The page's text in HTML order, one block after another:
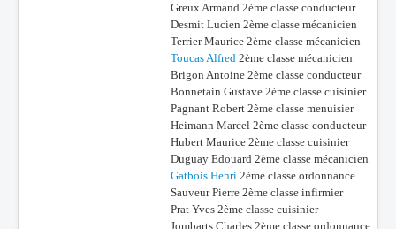
Greux Armand 2ème classe conducteur
Desmit Lucien 2ème classe mécanicien
Terrier Maurice 2ème classe mécanicien
Toucas Alfred 2ème classe mécanicien
Brigon Antoine 2ème classe conducteur
Bonnetain Gustave 2ème classe cuisinier
Pagnant Robert 2ème classe menuisier
Heimann Marcel 2ème classe conducteur
Hubert Maurice 2ème classe cuisinier
Duguay Edouard 2ème classe mécanicien
Gatbois Henri 2ème classe ordonnance
Sauveur Pierre 2ème classe infirmier
Prat Yves 2ème classe cuisinier
Jombarts Charles 2ème classe ordonnance